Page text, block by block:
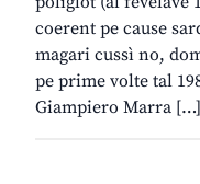
coerent pe cause
magari cussì no,
pe prime volte tal
Giampiero Marra […]